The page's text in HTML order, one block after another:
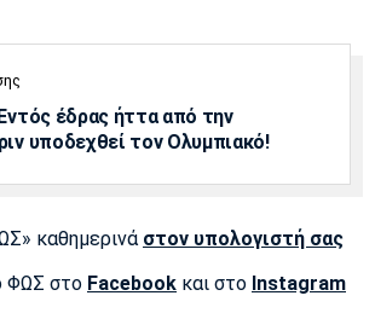
έδρας ήττα από την
υποδεχθεί τον Ολυμπιακό!
καθημερινά στον υπολογιστή σας
ΦΩΣ στο Facebook και στο Instagram